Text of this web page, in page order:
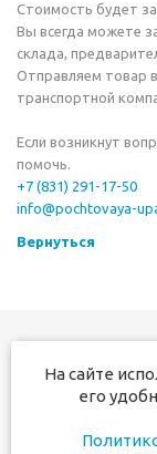
Стоимость будет
Вы всегда можете
склада,
Отправляем товар
транспортной
Если возникнут
помочь.
+7 (831) 291-17-50
info@pochtovaya-
Вернуться
На сайте
его